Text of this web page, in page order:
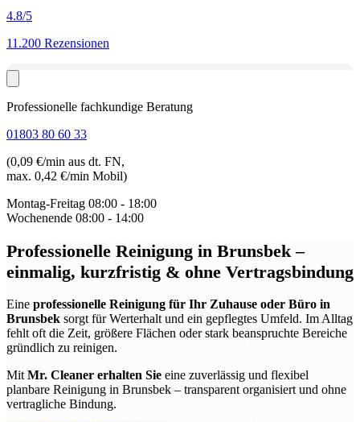
4.8/5
11.200 Rezensionen
Professionelle fachkundige Beratung
01803 80 60 33
(0,09 €/min aus dt. FN,
max. 0,42 €/min Mobil)
Montag-Freitag 08:00 - 18:00
Wochenende 08:00 - 14:00
Professionelle Reinigung in Brunsbek–
einmalig, kurzfristig & ohne Vertragsbindung
Eine professionelle Reinigung für Ihr Zuhause oder Büro in
Brunsbek sorgt für Werterhalt und ein gepflegtes Umfeld. Im Alltag
fehlt oft die Zeit, größere Flächen oder stark beanspruchte Bereiche
gründlich zu reinigen.
Mit Mr. Cleaner erhalten Sie eine zuverlässig und flexibel
planbare Reinigung in Brunsbek – transparent organisiert und ohne
vertragliche Bindung.